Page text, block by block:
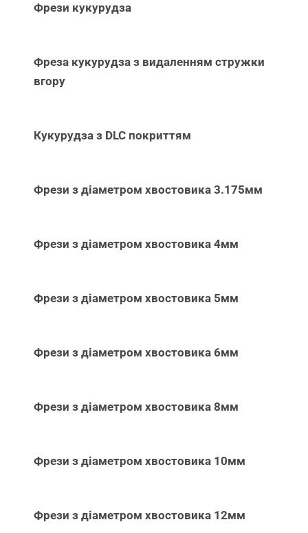
Фрези кукурудза
Фреза кукурудза з видаленням стружки
вгору
Кукурудза з DLC покриттям
Фрези з діаметром хвостовика 3.175мм
Фрези з діаметром хвостовика 4мм
Фрези з діаметром хвостовика 5мм
Фрези з діаметром хвостовика 6мм
Фрези з діаметром хвостовика 8мм
Фрези з діаметром хвостовика 10мм
Фрези з діаметром хвостовика 12мм